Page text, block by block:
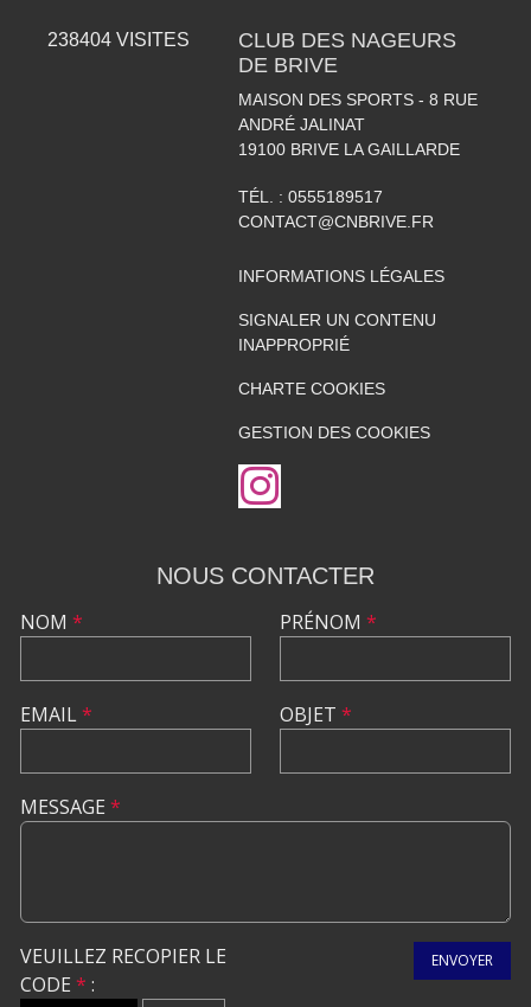
238404 VISITES
CLUB DES NAGEURS
DE BRIVE
MAISON DES SPORTS - 8 RUE
ANDRÉ JALINAT
19100 BRIVE LA GAILLARDE
TÉL. : 0555189517
CONTACT@CNBRIVE.FR
INFORMATIONS LÉGALES
SIGNALER UN CONTENU
INAPPROPRIÉ
CHARTE COOKIES
GESTION DES COOKIES
NOUS CONTACTER
NOM *
EMAIL*
PRÉNOM *
OBJET *
MESSAGE *
VEUILLEZ RECOPIER LE
CODE * :
ENVOYER